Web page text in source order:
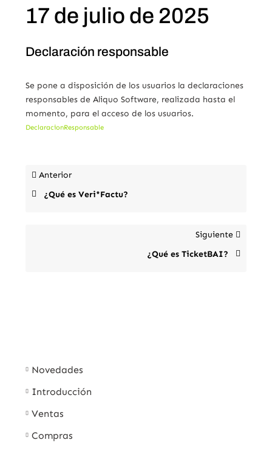
Novedades
Introducción
Ventas
Compras
17 de julio de 2025
Declaración responsable
Se pone a disposición de los usuarios la declaraciones
responsables de Aliquo Software, realizada hasta el
momento, para el acceso de los usuarios.
DeclaracionResponsable
Anterior
¿Qué es Veri*Factu?
Siguiente
¿Qué es TicketBAI?